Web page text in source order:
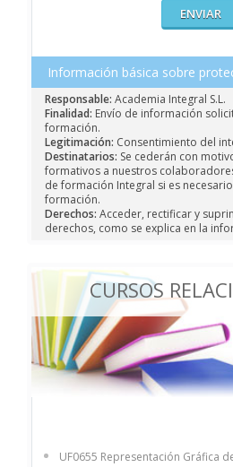
Información básica sobre
Responsable: Academia Integral S.L.
Finalidad: Envío de información
formación.
Legitimación: Consentimiento del
Destinatarios: Se cederán con
formativos a nuestros colaboradores
de formación Integral si es
formación.
Derechos: Acceder, rectificar y
derechos, como se explica en la
CURSOS
UF0655 Representación Gráfica